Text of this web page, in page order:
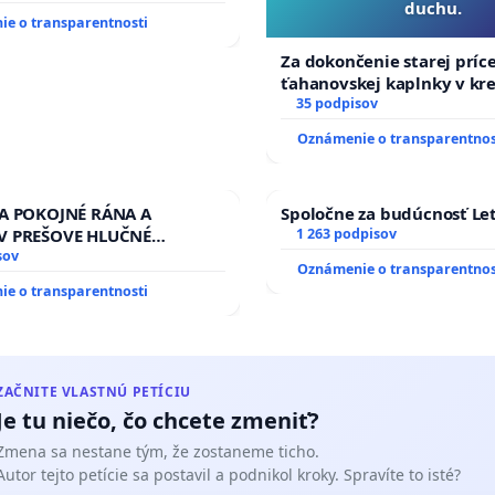
na riešenie zanedbaného
o transparentnosti
duchu.
Za dokončenie starej
ťahanovskej kaplnky v
duchu.
35 podpisov
Oznámenie o
POKOJNÉ RÁNA A
PREŠOVE HLUČNÉ
PRÁCE V SOBOTU LEN OD
8.00 – 18.00 HOD. A
o transparentnosti
Spoločne za budúcnosť
1 263 podpisov
Oznámenie o
VLASTNÚ PETÍCIU
tu niečo, čo chcete zmeniť?
sa nestane tým, že zostaneme ticho.
tejto petície sa postavil a podnikol kroky. Spravíte to isté?